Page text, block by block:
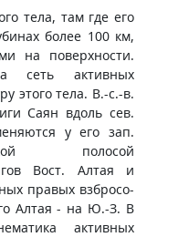
тела, там где его
более 100 км,
на поверхности.
сеть активных
этого тела. В.-с.-в.
Саян вдоль сев.
у его зап.
полосой
Вост. Алтая и
правых взбросо-
Алтая - на Ю.-З. В
активных